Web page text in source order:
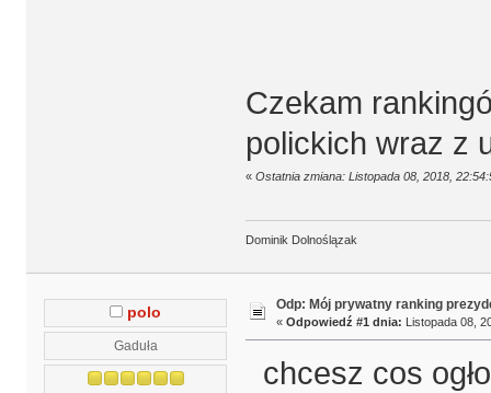
Czekam
polickich wraz z
« Ostatnia zmiana: Listopada 08, 2018,
Dominik Dolnoślązak
polo
Gaduła
Odp: Mój prywatny ranking
« Odpowiedź #1 dnia: Listopada 08,
chcesz cos